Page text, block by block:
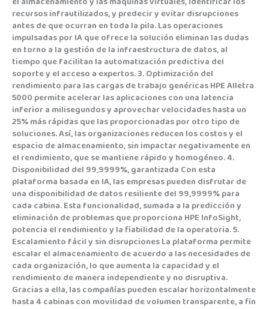
recursos infrautilizados, y predecir y evitar disrupciones
antes de que ocurran en toda la pila. Las operaciones
impulsadas por IA que ofrece la solución eliminan las dudas
en torno a la gestión de la infraestructura de datos, al
tiempo que facilitan la automatización predictiva del
soporte y el acceso a expertos. 3. Optimización del
rendimiento para las cargas de trabajo genéricas HPE Alletra
5000 permite acelerar las aplicaciones con una latencia
inferior a milisegundos y aprovechar velocidades hasta un
25% más rápidas que las proporcionadas por otro tipo de
soluciones. Así, las organizaciones reducen los costos y el
espacio de almacenamiento, sin impactar negativamente en
el rendimiento, que se mantiene rápido y homogéneo. 4.
Disponibilidad del 99,9999%, garantizada Con esta
plataforma basada en IA, las empresas pueden disfrutar de
una disponibilidad de datos resiliente del 99,9999% para
cada cabina. Esta funcionalidad, sumada a la predicción y
eliminación de problemas que proporciona HPE InfoSight,
potencia el rendimiento y la fiabilidad de la operatoria. 5.
Escalamiento fácil y sin disrupciones La plataforma permite
escalar el almacenamiento de acuerdo a las necesidades de
cada organización, lo que aumenta la capacidad y el
rendimiento de manera independiente y no disruptiva.
Gracias a ella, las compañías pueden escalar horizontalmente
hasta 4 cabinas con movilidad de volumen transparente, a fin